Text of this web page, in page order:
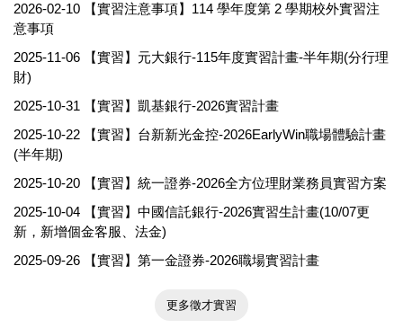
2026-02-10
【實習注意事項】114 學年度第 2 學期校外實習注
意事項
2025-11-06
【實習】元大銀行-115年度實習計畫-半年期(分行理
財)
2025-10-31
【實習】凱基銀行-2026實習計畫
2025-10-22
【實習】台新新光金控-2026EarlyWin職場體驗計畫
(半年期)
2025-10-20
【實習】統一證券-2026全方位理財業務員實習方案
2025-10-04
【實習】中國信託銀行-2026實習生計畫(10/07更
新，新增個金客服、法金)
2025-09-26
【實習】第一金證券-2026職場實習計畫
更多徵才實習